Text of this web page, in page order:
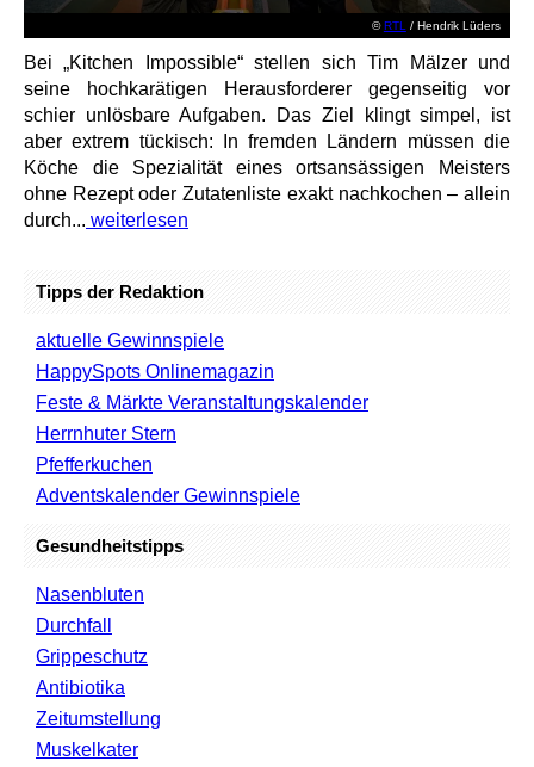
©RTL / Hendrik Lüders
Bei „Kitchen Impossible“ stellen sich Tim Mälzer und
seine hochkarätigen Herausforderer gegenseitig vor
schier unlösbare Aufgaben. Das Ziel klingt simpel, ist
aber extrem tückisch: In fremden Ländern müssen die
Köche die Spezialität eines ortsansässigen Meisters
ohne Rezept oder Zutatenliste exakt nachkochen – allein
durch... weiterlesen
Tipps der Redaktion
aktuelle Gewinnspiele
HappySpots Onlinemagazin
Feste & Märkte Veranstaltungskalender
Herrnhuter Stern
Pfefferkuchen
Adventskalender Gewinnspiele
Gesundheitstipps
Nasenbluten
Durchfall
Grippeschutz
Antibiotika
Zeitumstellung
Muskelkater